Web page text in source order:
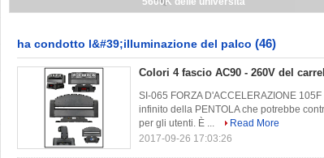
ha condotto l&#39;illuminazione del palco (46)
Colori 4 fascio AC90 - 260V del
SI-065 FORZA D'ACCELERAZIONE
infinito della PENTOLA che potrebbe
per gli utenti. È ...
Read More
2017-09-26 17:03:26